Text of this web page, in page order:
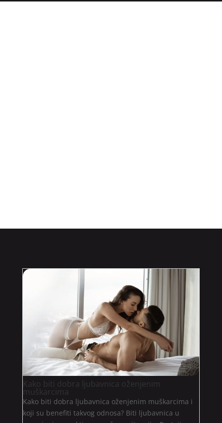
Kako biti dobra ljubavnica oženjenim
muškarcima
Kako biti dobra ljubavnica oženjenim muškarcima i
koji su benefiti takvog odnosa? Biti ljubavnica u